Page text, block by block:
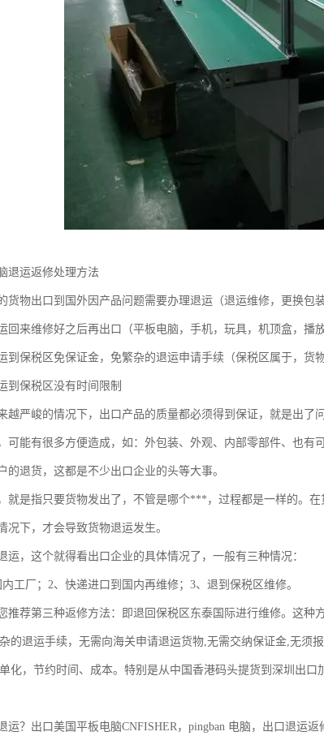
退运返修处理方法
物出口到国外因产品问题需要办理退运（退运维修，更换包装
来维修好之后再出口（平板电脑，手机，玩具，机顶盒，播放
保税区免保证金，免繁杂的退运申请手续（保税区属于，货物
保税区没有时间限制
严峻的情况下，出口产品的质量都必须得到保证，就是出了
可能有很多方便造成，如：外包装、外观、内部零部件、也有
的退货，这都是不少出口企业的头等大事。
是指只要货物发出了，不管是哪个***，过程都是一样的。在
况下，才会导致货物退运发生。
，这个就得看出口企业的具体情况了，一般有三种情况：
厂；2、快递进口到国内再维修；3、退到保税区维修。
荐第三种返修方法：即退回保税区东泰国际进行维修。这种方
退运手续，无需向海关申请退运货物,无需交纳保证金,无须报
，节约时间、成本。特别是从中国香港码头提货到深圳出口
？出口美国平板电脑CNFISHER，pingban 电脑，出口退运